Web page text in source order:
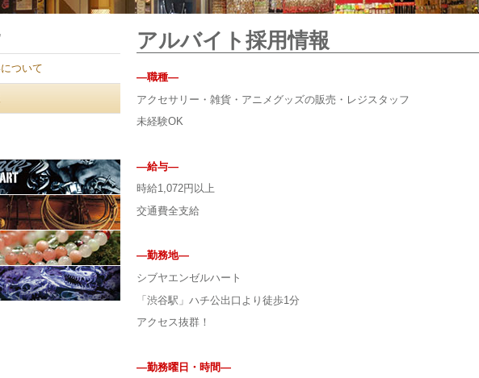
アルバイト採用情報
—職種—
アクセサリー・雑貨・アニメグッズの販売・レジスタッフ
未経験OK
—給与—
時給1,072円以上
交通費全支給
—勤務地—
シブヤエンゼルハート
「渋谷駅」ハチ公出口より徒歩1分
アクセス抜群！
—勤務曜日・時間—
ついて